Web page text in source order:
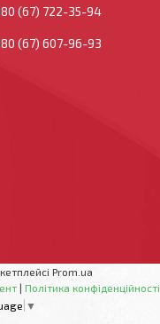
(67) 722-35-94
(67) 607-96-93
Prom.ua
| Політика конфіденційності
▼